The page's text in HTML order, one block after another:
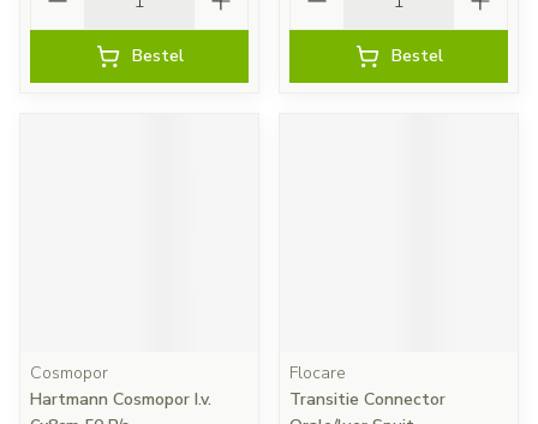
Bestel Bestel
Cosmopor
Hartmann Cosmopor I.v.
Flocare
Transitie Connector